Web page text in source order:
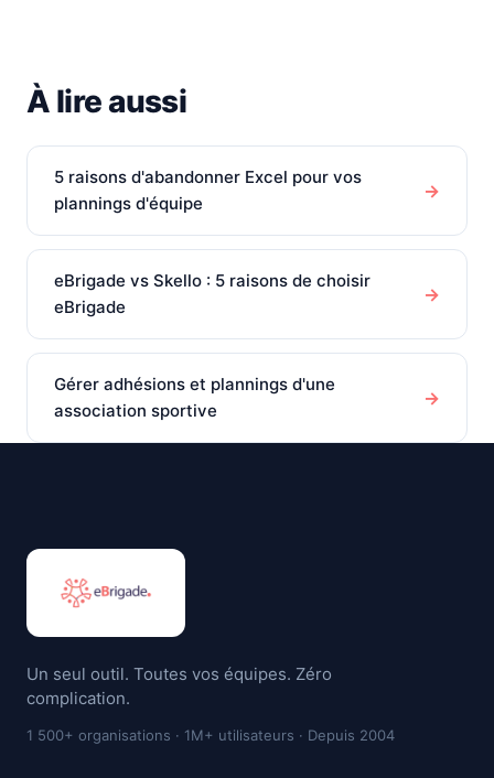
À lire aussi
5 raisons d'abandonner Excel pour vos
plannings d'équipe
→
eBrigade vs Skello : 5 raisons de choisir
eBrigade
→
Gérer adhésions et plannings d'une
association sportive
→
Un seul outil. Toutes vos équipes. Zéro
complication.
1 500+ organisations · 1M+ utilisateurs · Depuis 2004